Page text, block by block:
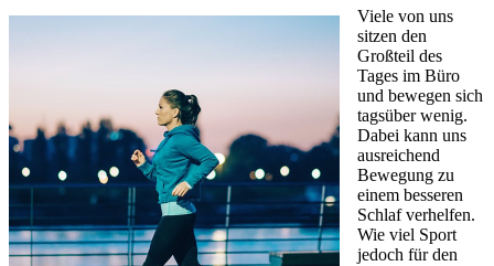
Viele von uns
sitzen den
Großteil des
Tages im Büro
und bewegen sich
tagsüber wenig.
Dabei kann uns
ausreichend
Bewegung zu
einem besseren
Schlaf verhelfen.
Wie viel Sport
jedoch für den